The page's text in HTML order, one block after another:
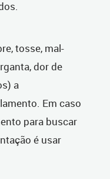
tosse, mal-
dor de
a
Em caso
para buscar
é usar